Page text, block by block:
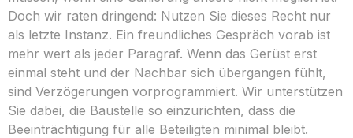
Doch wir raten dringend: Nutzen Sie dieses Recht nur
als letzte Instanz. Ein freundliches Gespräch vorab ist
mehr wert als jeder Paragraf. Wenn das Gerüst erst
einmal steht und der Nachbar sich übergangen fühlt,
sind Verzögerungen vorprogrammiert. Wir unterstützen
Sie dabei, die Baustelle so einzurichten, dass die
Beeinträchtigung für alle Beteiligten minimal bleibt.